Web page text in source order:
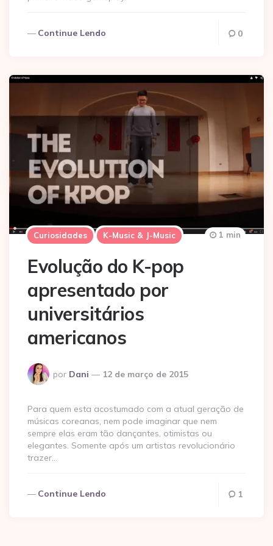
Continue Lendo 0
Curiosidades K-Music & J-Music
Evolução do K-pop
apresentado por
universitários
americanos
Postado
por
por Dani 12 de março de 2015
1 min
Para quem esta acostumado com a atual geração de
músicas coreanas, nem pode imaginar que nem
sempre elas eram tão dançantes, otimistas ou
elegantes. Somente após um artistas revolucionário
trazer…
Continue Lendo 1